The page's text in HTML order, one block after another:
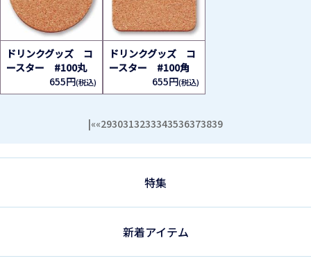
ドリンクグッズ コ
ースター #100丸
655円(税込)
ドリンクグッズ コ
ースター #100角
655円(税込)
|««2930313233343536373839
特集
新着アイテム